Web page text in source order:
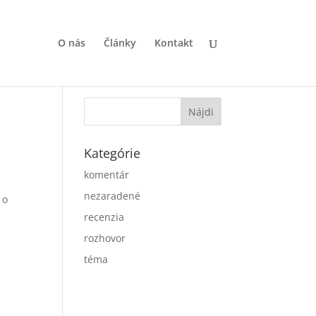
O nás Články Kontakt
Kategórie
komentár
nezaradené
recenzia
rozhovor
téma